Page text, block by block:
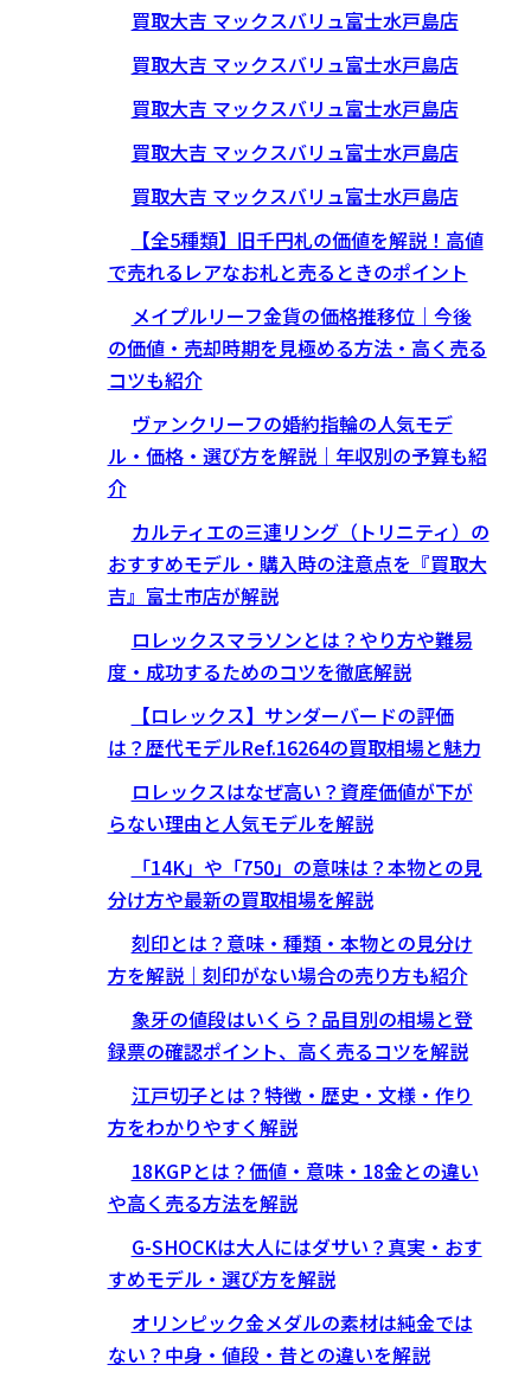
買取大吉 マックスバリュ富士水戸島店
買取大吉 マックスバリュ富士水戸島店
買取大吉 マックスバリュ富士水戸島店
買取大吉 マックスバリュ富士水戸島店
買取大吉 マックスバリュ富士水戸島店
【全5種類】旧千円札の価値を解説！高値
で売れるレアなお札と売るときのポイント
メイプルリーフ金貨の価格推移位｜今後
の価値・売却時期を見極める方法・高く売る
コツも紹介
ヴァンクリーフの婚約指輪の人気モデ
ル・価格・選び方を解説｜年収別の予算も紹
介
カルティエの三連リング（トリニティ）の
おすすめモデル・購入時の注意点を『買取大
吉』富士市店が解説
ロレックスマラソンとは？やり方や難易
度・成功するためのコツを徹底解説
【ロレックス】サンダーバードの評価
は？歴代モデルRef.16264の買取相場と魅力
ロレックスはなぜ高い？資産価値が下が
らない理由と人気モデルを解説
「14K」や「750」の意味は？本物との見
分け方や最新の買取相場を解説
刻印とは？意味・種類・本物との見分け
方を解説｜刻印がない場合の売り方も紹介
象牙の値段はいくら？品目別の相場と登
録票の確認ポイント、高く売るコツを解説
江戸切子とは？特徴・歴史・文様・作り
方をわかりやすく解説
18KGPとは？価値・意味・18金との違い
や高く売る方法を解説
G-SHOCKは大人にはダサい？真実・おす
すめモデル・選び方を解説
オリンピック金メダルの素材は純金では
ない？中身・値段・昔との違いを解説